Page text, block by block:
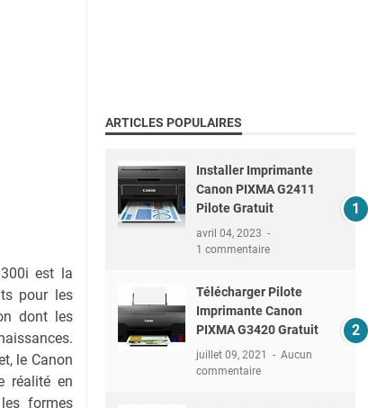
est la
pour les
dont les
le Canon
réalité en
formes
ARTICLES POPULAIRES
Installer Imprimante
Canon PIXMA G2411
Pilote Gratuit
avril 04, 2023
1 commentaire
Télécharger Pilote
Imprimante Canon
PIXMA G3420 Gratuit
juillet 09, 2021
Aucun
commentaire